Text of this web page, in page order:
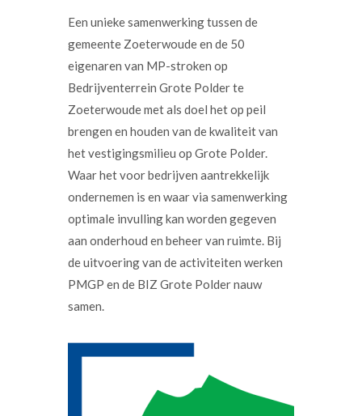
Een unieke samenwerking tussen de
gemeente Zoeterwoude en de 50
eigenaren van MP-stroken op
Bedrijventerrein Grote Polder te
Zoeterwoude met als doel het op peil
brengen en houden van de kwaliteit van
het vestigingsmilieu op Grote Polder.
Waar het voor bedrijven aantrekkelijk
ondernemen is en waar via samenwerking
optimale invulling kan worden gegeven
aan onderhoud en beheer van ruimte. Bij
de uitvoering van de activiteiten werken
PMGP en de BIZ Grote Polder nauw
samen.